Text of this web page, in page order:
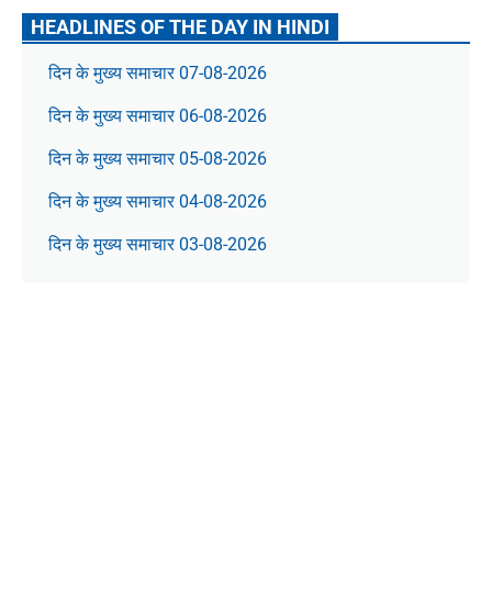
HEADLINES OF THE DAY IN HINDI
दिन के मुख्य समाचार 07-08-2026
दिन के मुख्य समाचार 06-08-2026
दिन के मुख्य समाचार 05-08-2026
दिन के मुख्य समाचार 04-08-2026
दिन के मुख्य समाचार 03-08-2026